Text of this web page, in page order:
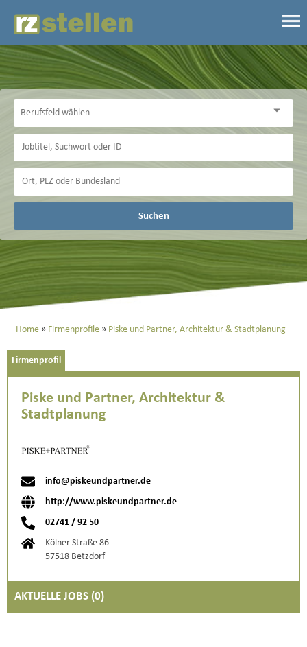
Suchen
Home Firmenprofile Piske und Partner, Architektur & Stadtplanung
Firmenprofil
Piske und Partner, Architektur &
Stadtplanung
info@piskeundpartner.de
http://www.piskeundpartner.de
02741 / 92 50
Kölner Straße 86
57518 Betzdorf
AKTUELLE JOBS (0)